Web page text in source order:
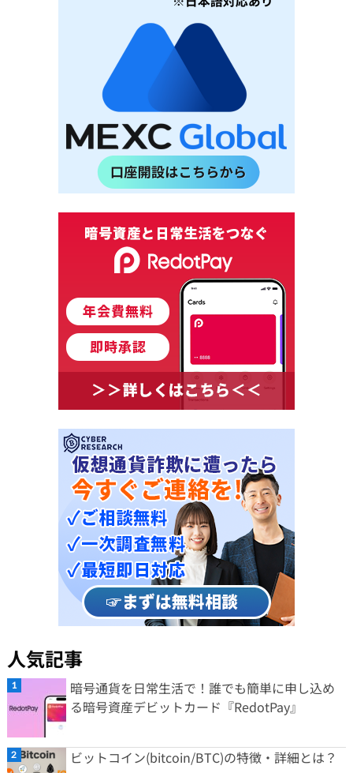
人気記事
暗号通貨を日常生活で！誰でも簡単に申し込め
る暗号資産デビットカード『RedotPay』
ビットコイン(bitcoin/BTC)の特徴・詳細とは？